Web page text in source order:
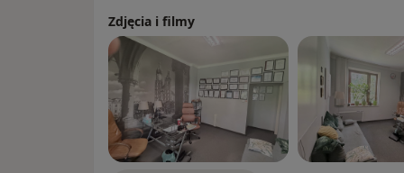
Zdjęcia i filmy